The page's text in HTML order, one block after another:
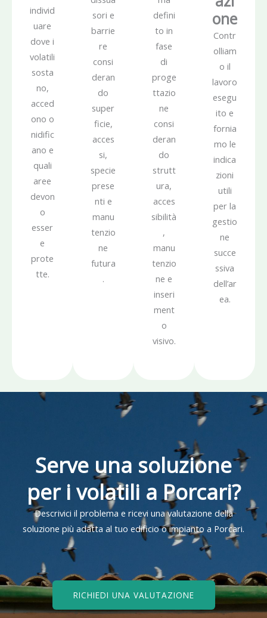
individ
uare
dove i
volatili
sosta
no,
acced
ono o
nidific
ano e
quali
aree
devon
o
esser
e
prote
tte.
sori e
barrie
re
consi
deran
do
super
ficie,
acces
si,
specie
prese
nti e
manu
tenzio
ne
futura
.
defini
to in
fase
di
proge
ttazio
ne
consi
deran
do
strutt
ura,
acces
sibilità
,
manu
tenzio
ne e
inseri
ment
o
visivo.
one
Contr
olliam
o il
lavoro
esegu
ito e
fornia
mo le
indica
zioni
utili
per la
gestio
ne
succe
ssiva
dell’ar
ea.
Serve una soluzione
per i volatili a Porcari?
Descrivici il problema e ricevi una valutazione della
soluzione più adatta al tuo edificio o impianto a Porcari.
RICHIEDI UNA VALUTAZIONE